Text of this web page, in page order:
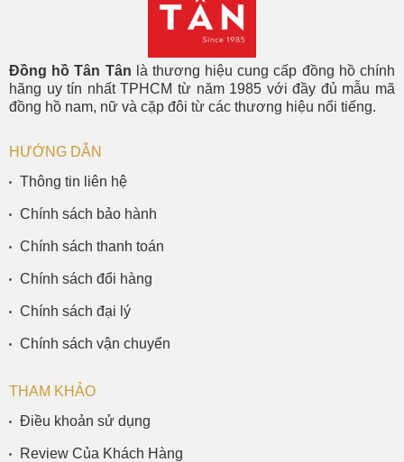
Đồng hồ Tân Tân là thương hiệu cung cấp đồng hồ chính
hãng uy tín nhất TPHCM từ năm 1985 với đầy đủ mẫu mã
đồng hồ nam, nữ và cặp đôi từ các thương hiệu nổi tiếng.
HƯỚNG DẪN
Thông tin liên hệ
Chính sách bảo hành
Chính sách thanh toán
Chính sách đổi hàng
Chính sách đại lý
Chính sách vận chuyển
THAM KHẢO
Điều khoản sử dụng
Review Của Khách Hàng